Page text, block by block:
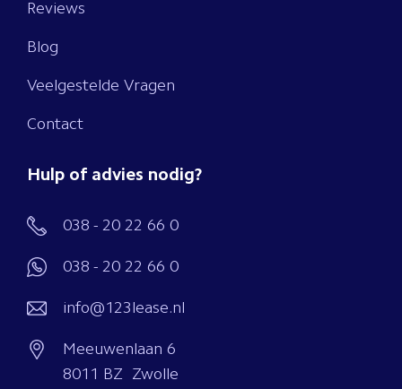
Reviews
Blog
Veelgestelde Vragen
Contact
Hulp of advies nodig?
038 - 20 22 66 0
038 - 20 22 66 0
info@123lease.nl
Meeuwenlaan 6
8011 BZ Zwolle